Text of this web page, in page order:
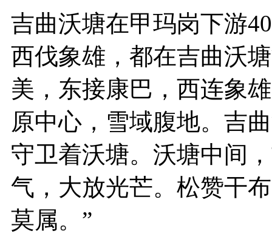
吉曲沃塘在甲玛岗下游
西伐象雄，都在吉曲沃
美，东接康巴，西连象
原中心，雪域腹地。吉
守卫着沃塘。沃塘中间
气，大放光芒。松赞干
莫属。”